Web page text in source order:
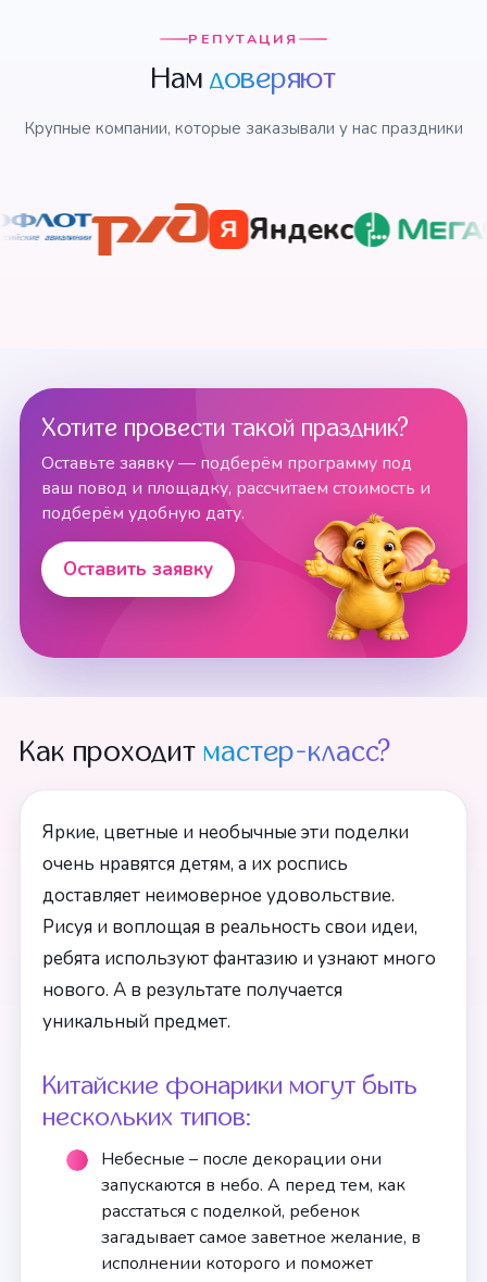
РЕПУТАЦИЯ
Намдоверяют
Крупные компании, которые заказывали у нас праздники
Я Яндекс
Хотите провести такой праздник?
Оставьте заявку — подберём программу под
ваш повод и площадку, рассчитаем стоимость и
подберём удобную дату.
Оставить заявку
Как проходит мастер-класс?
Яркие, цветные и необычные эти поделки
очень нравятся детям, а их роспись
доставляет неимоверное удовольствие.
Рисуя и воплощая в реальность свои идеи,
ребята используют фантазию и узнают много
нового. А в результате получается
уникальный предмет.
Китайские фонарики могут быть
нескольких типов:
Небесные – после декорации они
запускаются в небо. А перед тем, как
расстаться с поделкой, ребенок
загадывает самое заветное желание, в
исполнении которого и поможет